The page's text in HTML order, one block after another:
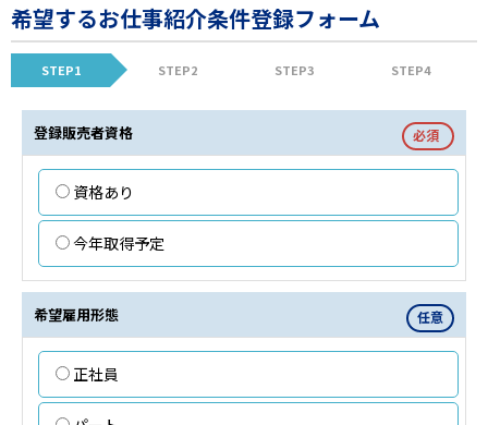
希望するお仕事紹介条件登録フォーム
STEP1 STEP2 STEP3 STEP4
登録販売者資格 必須
資格あり
今年取得予定
希望雇用形態 任意
正社員